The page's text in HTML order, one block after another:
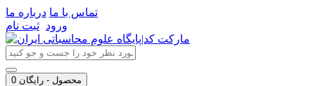
تماس با ما درباره ما
ورود ثبت نام
0 محصول - رایگان